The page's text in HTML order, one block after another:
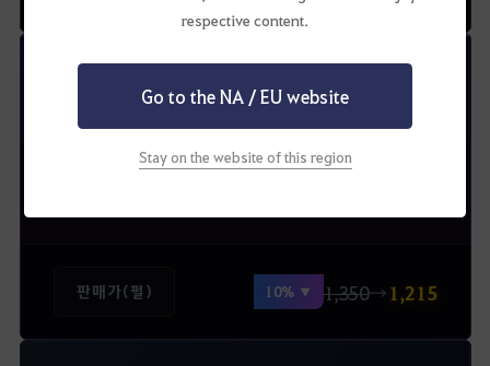
respective content.
Go to the NA / EU website
Stay on the website of this region
*가문당 1회 구매 가능
판매가(펄) 10% ▼ 1,350→1,215